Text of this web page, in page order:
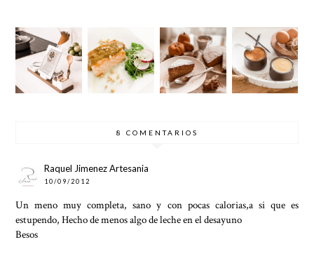
CÓMO
ORGAN
IZAR
MENÚS
Y LA
COMPR
SALMÓ
N
GASEA
DO
BIZCOC
HO DE
CALABA
ZA
NATILL
AS
TRADIC
IONALE
S
8 COMENTARIOS
Raquel Jimenez Artesania
10/09/2012
Un meno muy completa, sano y con pocas calorias,a si que es
estupendo, Hecho de menos algo de leche en el desayuno
Besos